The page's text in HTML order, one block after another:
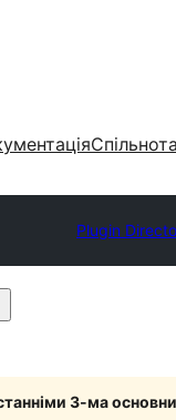
Спільнота
Plugin
3-ма